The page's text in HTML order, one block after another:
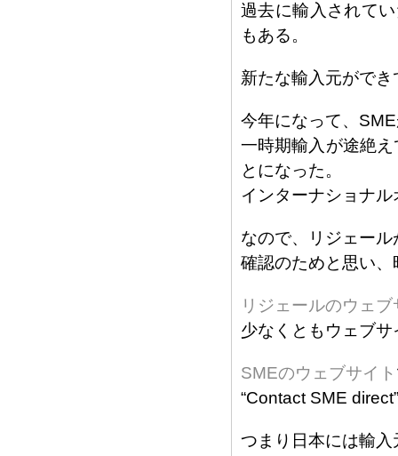
過去に輸入されて
もある。
新たな輸入元がで
今年になって、
一時期輸入が途絶
とになった。
インターナショナ
なので、リジェー
確認のためと思い
リジェールのウェブ
少なくともウェブ
SMEのウェブサイト
“Contact SME
つまり日本には輸